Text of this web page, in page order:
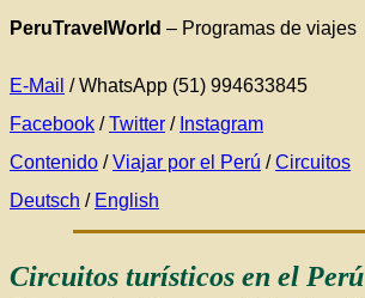
PeruTravelWorld – Programas de viajes
E-Mail / WhatsApp (51) 994633845
Facebook /Twitter / Instagram
Contenido /Viajar por el Perú /Circuitos
Deutsch / English
Circuitos turísticos en el Perú